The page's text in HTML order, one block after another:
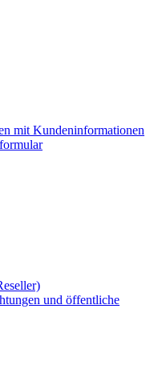
mit Kundeninformationen
und öffentliche